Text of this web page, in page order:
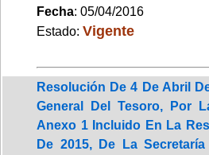
Fecha: 05/04/2016
Estado: Vigente
Resolución De 4 De Abril
General Del Tesoro, Por
Anexo 1 Incluido En La
De 2015, De La